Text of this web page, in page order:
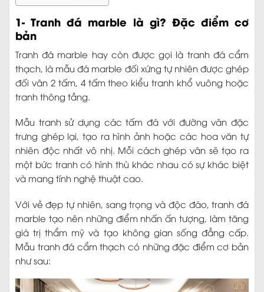
1- Tranh đá marble là gì? Đặc điểm cơ
bản
Tranh đá marble hay còn được gọi là tranh đá cẩm
thạch, là mẫu đá marble đối xứng tự nhiên được ghép
đối vân 2 tấm, 4 tấm theo kiểu tranh khổ vuông hoặc
tranh thông tầng.
Mẫu tranh sử dụng các tấm đá với đường vân đặc
trưng ghép lại, tạo ra hình ảnh hoặc các hoa văn tự
nhiên độc nhất vô nhị. Mỗi cách ghép vân sẽ tạo ra
một bức tranh có hình thù khác nhau có sự khác biệt
và mang tính nghệ thuật cao.
Với vẻ đẹp tự nhiên, sang trọng và độc đáo, tranh đá
marble tạo nên những điểm nhấn ấn tượng, làm tăng
giá trị thẩm mỹ và tạo không gian sống đẳng cấp.
Mẫu tranh đá cẩm thạch có những đặc điểm cơ bản
như sau: